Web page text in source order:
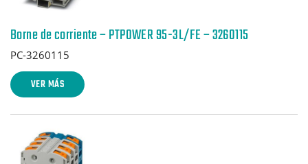
Borne de corriente – PTPOWER 95-3L/FE – 3260115
PC-3260115
VER MÁS